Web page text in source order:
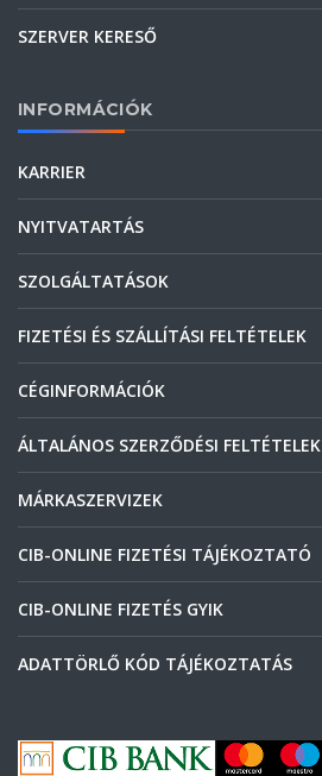
SZERVER KERESŐ
INFORMÁCIÓK
KARRIER
NYITVATARTÁS
SZOLGÁLTATÁSOK
FIZETÉSI ÉS SZÁLLÍTÁSI FELTÉTELEK
CÉGINFORMÁCIÓK
ÁLTALÁNOS SZERZŐDÉSI FELTÉTELEK
MÁRKASZERVIZEK
CIB-ONLINE FIZETÉSI TÁJÉKOZTATÓ
CIB-ONLINE FIZETÉS GYIK
ADATTÖRLŐ KÓD TÁJÉKOZTATÁS